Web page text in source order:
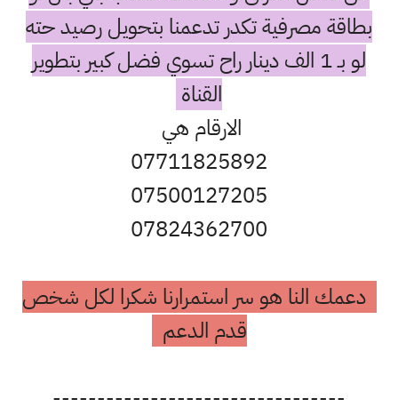
بطاقة مصرفية تكدر تدعمنا بتحويل رصيد حته
لو بـ 1 الف دينار راح تسوي فضل كبير بتطوير
القناة
الارقام هي
07711825892
07500127205
07824362700
دعمك النا هو سر استمرارنا شكرا لكل شخص
قدم الدعم
---------------------------------